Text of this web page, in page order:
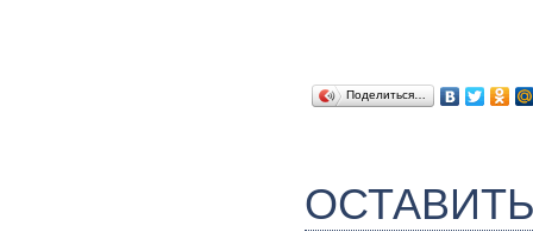
Поделиться…